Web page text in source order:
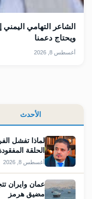
الشاعر التهامي
ويحتاج دعمنا
أغسطس 8, 2026
الأحدث
لماذا تفشل
الحلقة
أغسطس 8, 2026
عمان وايران
مضيق هرمز